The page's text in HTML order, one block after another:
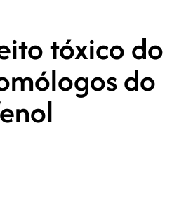
tóxico do
do